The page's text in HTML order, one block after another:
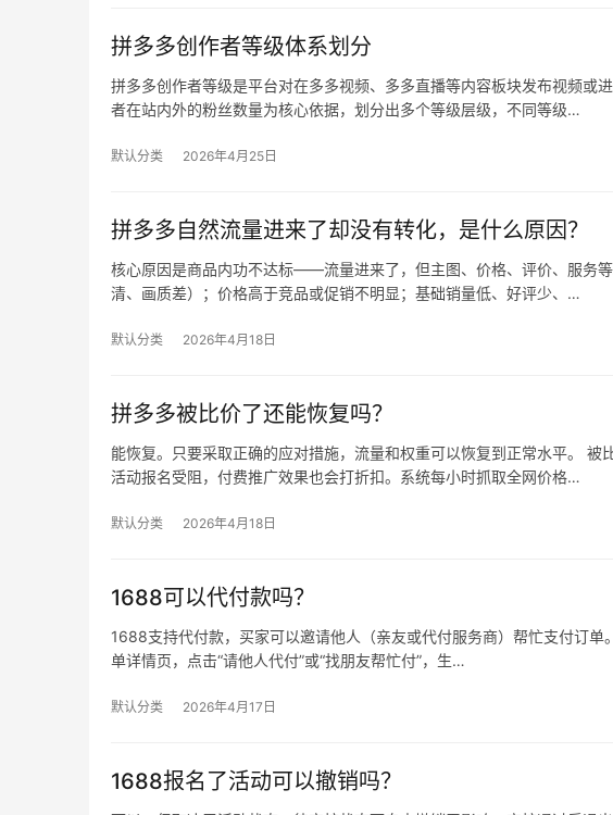
拼多多创作者等级体系划分
拼多多创作者等级是平台对在多多视频、多多直播等内容板块发布视频或
者在站内外的粉丝数量为核心依据，划分出多个等级层级，不同等级…
默认分类 2026年4月25日
拼多多自然流量进来了却没有转化，是什么原因？
核心原因是商品内功不达标——流量进来了，但主图、价格、评价、服务
清、画质差）；价格高于竞品或促销不明显；基础销量低、好评少、…
默认分类 2026年4月18日
拼多多被比价了还能恢复吗？
能恢复。只要采取正确的应对措施，流量和权重可以恢复到正常水平。 被
活动报名受阻，付费推广效果也会打折扣。系统每小时抓取全网价格…
默认分类 2026年4月18日
1688可以代付款吗？
1688支持代付款，买家可以邀请他人（亲友或代付服务商）帮忙支付订
单详情页，点击“请他人代付”或“找朋友帮忙付”，生…
默认分类 2026年4月17日
1688报名了活动可以撤销吗？